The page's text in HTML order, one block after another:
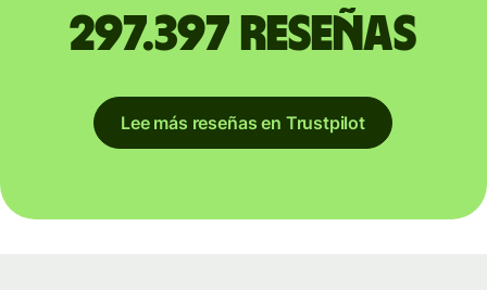
297.397 reseñas
Lee más reseñas en Trustpilot